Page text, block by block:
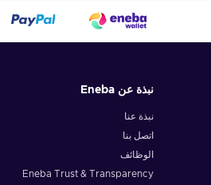
نبذة عن Eneba
نبذة عنا
اتصل بنا
الوظائف
Eneba Trust & Transparency